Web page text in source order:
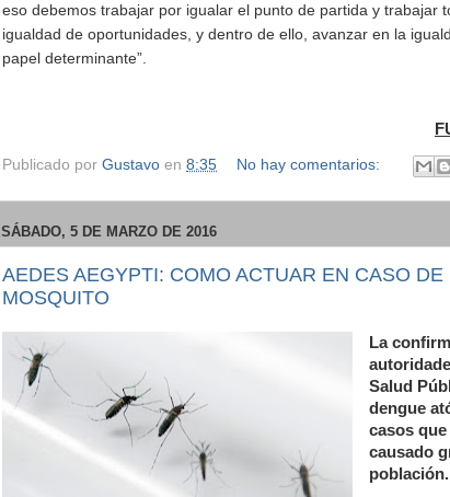
eso debemos trabajar por igualar el punto de partida y trabajar
igualdad de oportunidades, y dentro de ello, avanzar en la
papel determinante”.
Publicado por Gustavo en 8:35 No hay comentarios:
SÁBADO, 5 DE MARZO DE 2016
AEDES AEGYPTI: COMO ACTUAR EN CASO DE
MOSQUITO
La
Salud
dengue
casos
causado
población.